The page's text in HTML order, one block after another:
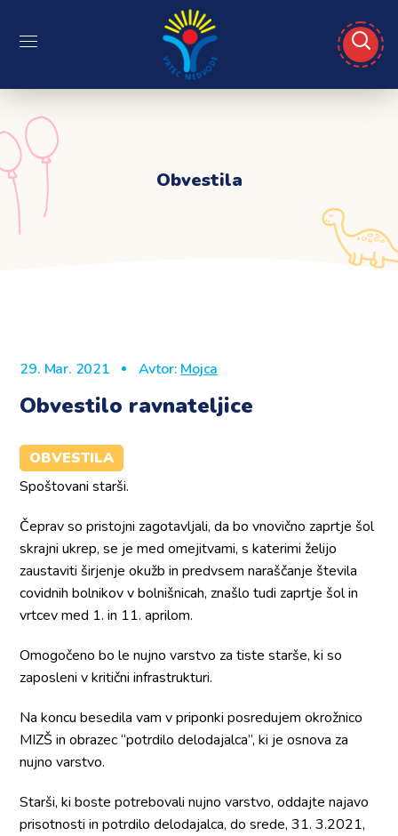
Obvestila
29. Mar. 2021 Avtor: Mojca
Obvestilo ravnateljice
OBVESTILA
Spoštovani starši.
Čeprav so pristojni zagotavljali, da bo vnovično zaprtje šol
skrajni ukrep, se je med omejitvami, s katerimi želijo
zaustaviti širjenje okužb in predvsem naraščanje števila
covidnih bolnikov v bolnišnicah, znašlo tudi zaprtje šol in
vrtcev med 1. in 11. aprilom.
Omogočeno bo le nujno varstvo za tiste starše, ki so
zaposleni v kritični infrastrukturi.
Na koncu besedila vam v priponki posredujem okrožnico
MIZŠ in obrazec “potrdilo delodajalca”, ki je osnova za
nujno varstvo.
Starši, ki boste potrebovali nujno varstvo, oddajte najavo
prisotnosti in potrdilo delodajalca, do srede, 31. 3.2021,